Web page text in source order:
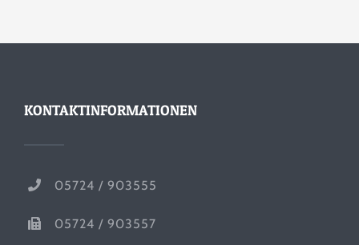
KONTAKTINFORMATIONEN
05724 / 903555
05724 / 903557